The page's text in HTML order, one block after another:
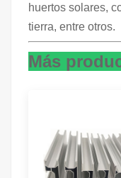
huertos solares,
tierra, entre otros.
Más